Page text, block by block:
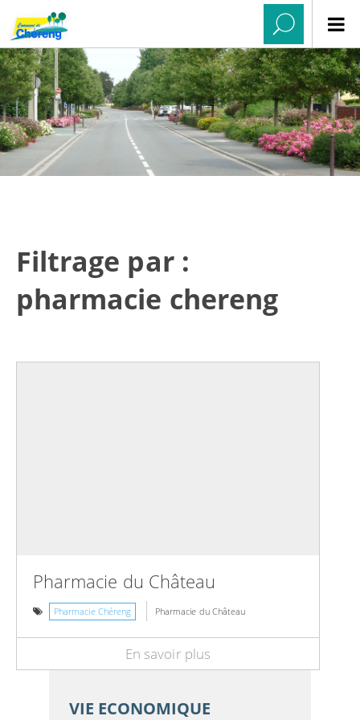
Filtrage par :
pharmacie chereng
Pharmacie du Château
Pharmacie Chéreng Pharmacie du Château
En savoir plus
VIE ECONOMIQUE